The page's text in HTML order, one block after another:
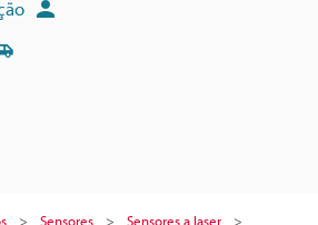
Sensores
Sensores a laser